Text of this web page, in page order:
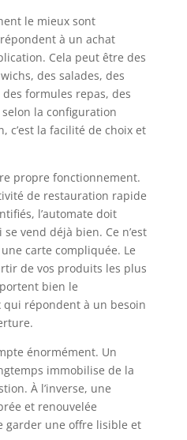
le mieux sont
à un achat
Cela peut être des
des salades, des
formules repas, des
la configuration
c’est la facilité de choix et
propre fonctionnement.
de restauration rapide
l’automate doit
vend déjà bien. Ce n’est
carte compliquée. Le
de vos produits les plus
bien le
répondent à un besoin
énormément. Un
immobilise de la
À l’inverse, une
et renouvelée
garder une offre lisible et